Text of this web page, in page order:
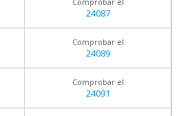
24087
Comprobar el
24089
Comprobar el
24091